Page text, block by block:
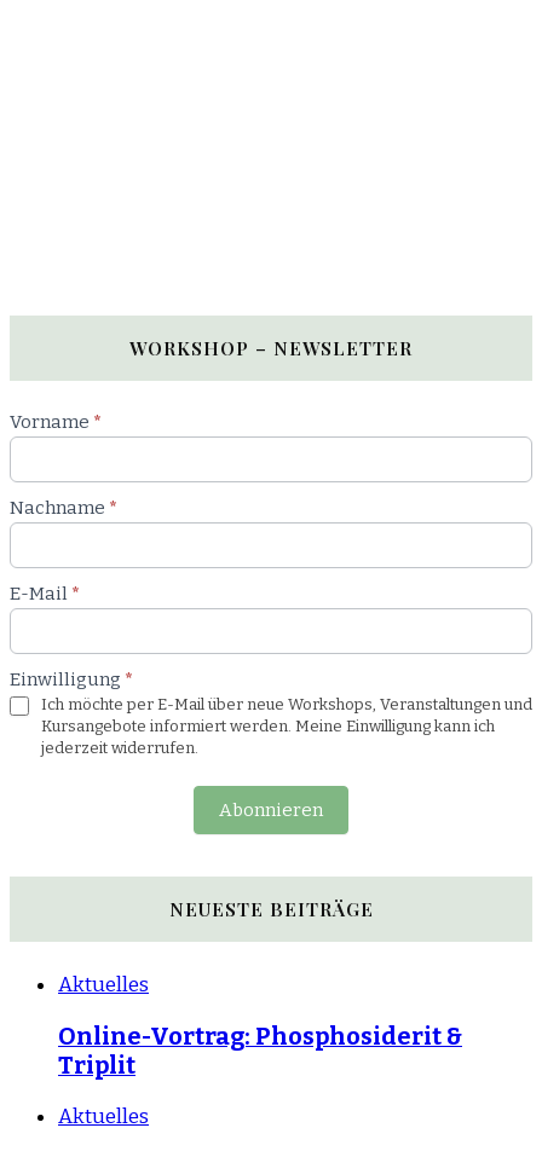
WORKSHOP – NEWSLETTER
Newsletter
Workshop
Vorname *
Nachname *
E-Mail *
Einwilligung *
Ich möchte per E-Mail über neue Workshops, Veranstaltungen und
Kursangebote informiert werden. Meine Einwilligung kann ich
jederzeit widerrufen.
Abonnieren
NEUESTE BEITRÄGE
Aktuelles
Online-Vortrag: Phosphosiderit &
Triplit
Aktuelles